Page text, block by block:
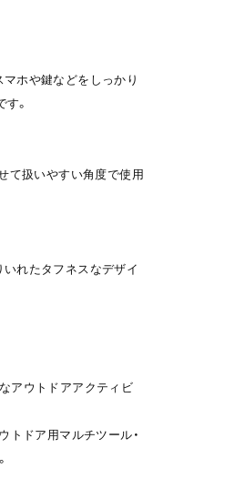
ホや鍵などをしっかり
。
て扱いやすい角度で使用
れたタフネスなデザイ
アウトドアアクティビ
トドア用マルチツール・